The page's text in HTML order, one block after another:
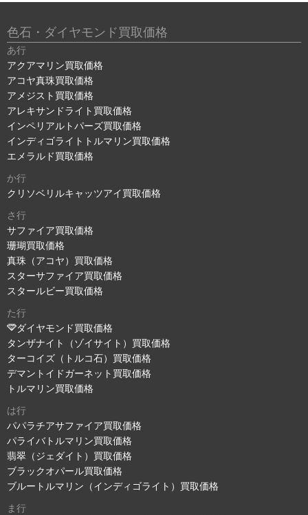
色石・ダイヤモンド買取価格
あ行
アクアマリン買取価格
アコヤ真珠買取価格
アメジスト買取価格
アレキサンドライト買取価格
インペリアルトパーズ買取価格
インディゴライトトルマリン買取価格
エメラルド買取価格
か行
クリソベリルキャッツアイ買取価格
さ行
サファイア買取価格
珊瑚買取価格
真珠（アコヤ）買取価格
スターサファイア買取価格
スタールビー買取価格
た行
ダイヤモンド買取価格
タンザナイト（ゾイサイト）買取価格
ターコイズ（トルコ石）買取価格
デマントイドガーネット買取価格
トルマリン買取価格
は行
パパラチアサファイア買取価格
パライバトルマリン買取価格
翡翠（ジェダイト）買取価格
ブラックオパール買取価格
ブルートルマリン（インディゴライト）買取価格
ま行